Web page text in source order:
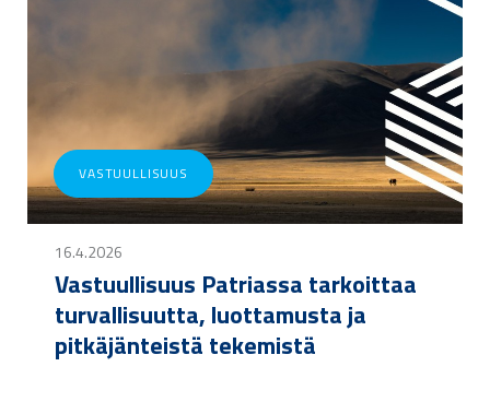
VASTUULLISUUS
16.4.2026
Vastuullisuus Patriassa tarkoittaa
turvallisuutta, luottamusta ja
pitkäjänteistä tekemistä